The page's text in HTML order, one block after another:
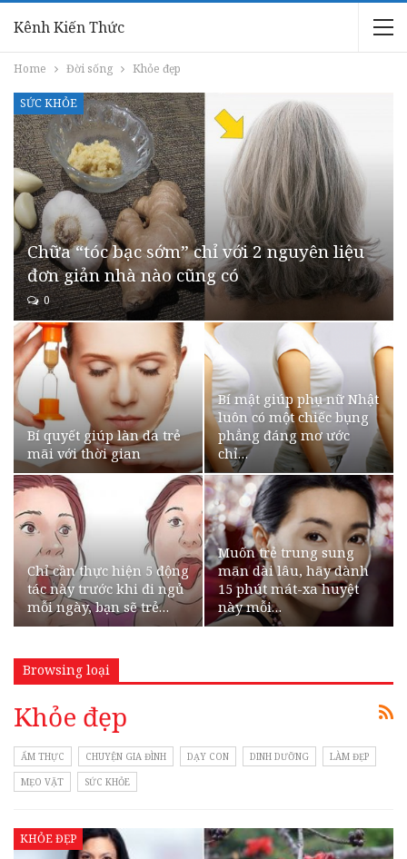
Kênh Kiến Thức
Home Đời sống Khỏe đẹp
SỨC KHỎE
Chữa “tóc bạc sớm” chỉ với 2 nguyên liệu
đơn giản nhà nào cũng có
0
Bí quyết giúp làn da trẻ
mãi với thời gian
Bí mật giúp phụ nữ Nhật
luôn có một chiếc bụng
phẳng đáng mơ ước
chỉ…
Chỉ cần thực hiện 5 động
tác này trước khi đi ngủ
mỗi ngày, bạn sẽ trẻ…
Muốn trẻ trung sung
mãn dài lâu, hãy dành
15 phút mát-xa huyệt
này mỗi…
Browsing loại
Khỏe đẹp
ẨM THỰC CHUYỆN GIA ĐÌNH DẠY CON DINH DƯỠNG
LÀM ĐẸP
MẸO VẶT
SỨC KHỎE
KHỎE ĐẸP